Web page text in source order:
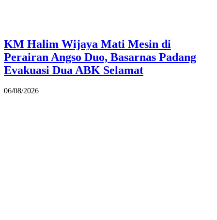
KM Halim Wijaya Mati Mesin di
Perairan Angso Duo, Basarnas Padang
Evakuasi Dua ABK Selamat
06/08/2026